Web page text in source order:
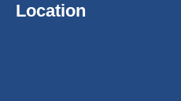
Location